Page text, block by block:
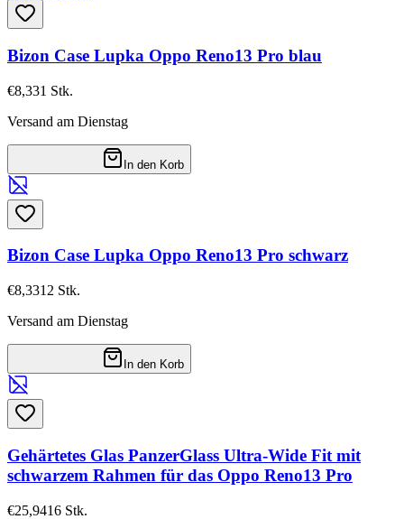
Bizon Case Lupka Oppo Reno13 Pro blau
€8,331 Stk.
Versand am Dienstag
In den Korb
Bizon Case Lupka Oppo Reno13 Pro schwarz
€8,3312 Stk.
Versand am Dienstag
In den Korb
Gehärtetes Glas PanzerGlass Ultra-Wide Fit mit
schwarzem Rahmen für das Oppo Reno13 Pro
€25,9416 Stk.